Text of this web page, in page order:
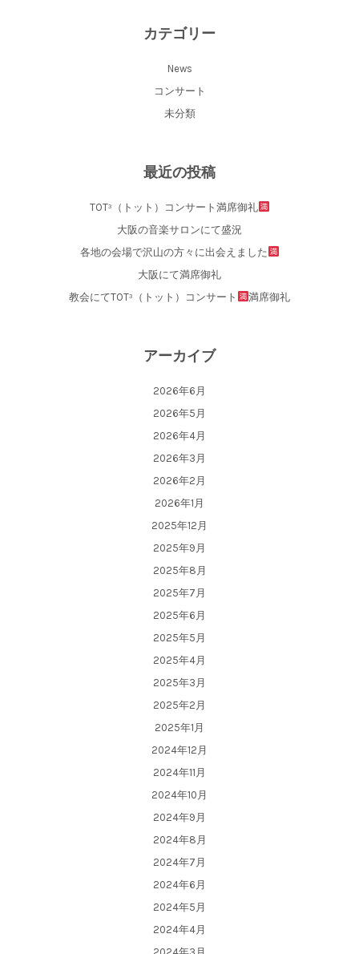
カテゴリー
News
コンサート
未分類
最近の投稿
TOT³（トット）コンサート満席御礼
大阪の音楽サロンにて盛況
各地の会場で沢山の方々に出会えました
大阪にて満席御礼
教会にてTOT³（トット）コンサート
満席御礼
アーカイブ
2026年6月
2026年5月
2026年4月
2026年3月
2026年2月
2026年1月
2025年12月
2025年9月
2025年8月
2025年7月
2025年6月
2025年5月
2025年4月
2025年3月
2025年2月
2025年1月
2024年12月
2024年11月
2024年10月
2024年9月
2024年8月
2024年7月
2024年6月
2024年5月
2024年4月